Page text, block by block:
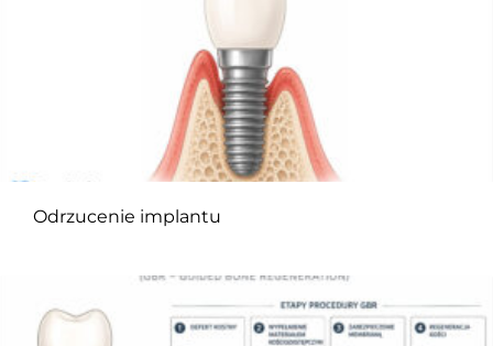
Odrzucenie implantu